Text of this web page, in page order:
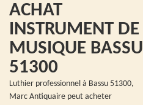
ACHAT
INSTRUMENT DE
MUSIQUE BASSU
51300
Luthier professionnel à Bassu 51300,
Marc Antiquaire peut acheter